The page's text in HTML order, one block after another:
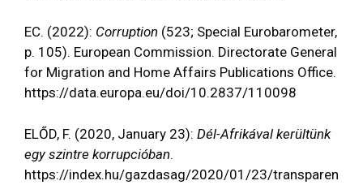
EC. (2022): Corruption (523; Special Eurobarometer,
p. 105). European Commission. Directorate General
for Migration and Home Affairs Publications Office.
https://data.europa.eu/doi/10.2837/110098
ELŐD, F. (2020, January 23): Dél-Afrikával kerültünk
egy szintre korrupcióban.
https://index.hu/gazdasag/2020/01/23/transparen